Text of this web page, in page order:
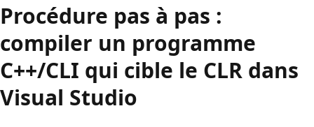
Procédure pas à pas :
compiler un programme
C++/CLI qui cible le CLR dans
Visual Studio